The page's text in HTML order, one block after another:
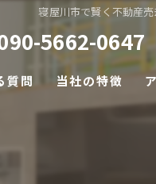
寝屋川市で賢く不動産
5662-0647
質問 当社の特徴